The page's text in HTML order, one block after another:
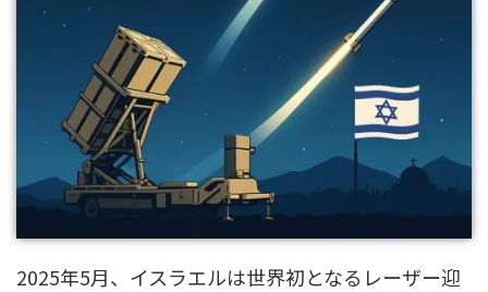
2025年5月、イスラエルは世界初となるレーザー迎